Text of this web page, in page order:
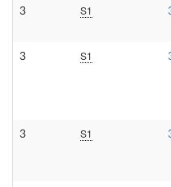
3 S1
3 S1
3 S1